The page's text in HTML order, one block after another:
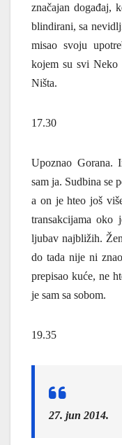
značajan događaj,
blindirani, sa
misao svoju
kojem su svi Neko
Ništa.
17.30
Upoznao Gorana.
sam ja. Sudbina se
a on je hteo još
transakcijama oko
ljubav najbližih.
do tada nije ni
prepisao kuće, ne
je sam sa sobom.
19.35
27. jun 2014.